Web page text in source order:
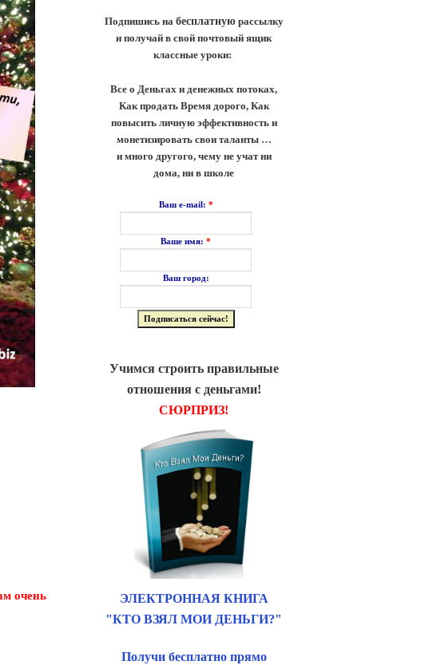
очень
Подпишись на бесплатнуюрассылку
и получай в свой почтовый ящик
классные уроки:
Все о Деньгах и денежных потоках,
Как продать Время дорого, Как
повысить личную эффективность и
монетизировать свои таланты …
и много другого, чему не учат ни
дома, ни в школе
Ваш e-mail: *
Ваше имя: *
Ваш город:
Учимся строить правильные
отношения с деньгами!
СЮРПРИЗ!
ЭЛЕКТРОННАЯ КНИГА
"КТО ВЗЯЛ МОИ ДЕНЬГИ?"
Получи бесплатно прямо